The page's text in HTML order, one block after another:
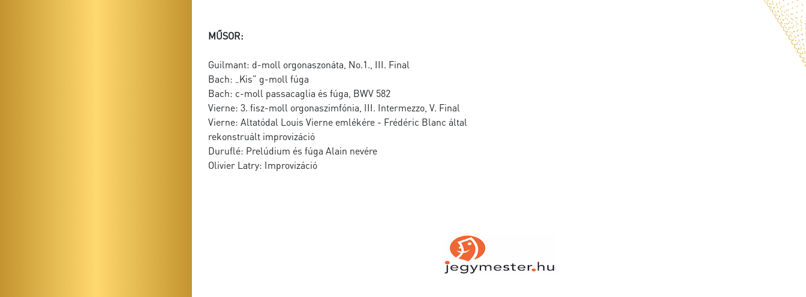
MŰSOR:
Guilmant: d-moll orgonaszonáta, No.1., III. Final
Bach: „Kis” g-moll fúga
Bach: c-moll passacaglia és fúga, BWV 582
Vierne: 3. fisz-moll orgonaszimfónia, III. Intermezzo, V. Final
Vierne: Altatódal Louis Vierne emlékére - Frédéric Blanc által
rekonstruált improvizáció
Duruflé: Prelúdium és fúga Alain nevére
Olivier Latry: Improvizáció